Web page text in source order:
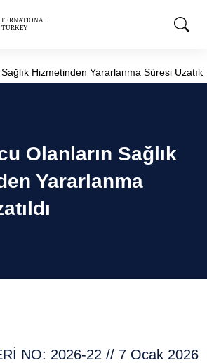
Hizmetinden Yararlanma Süresi
Olanların Sağlık
Yararlanma
NO: 2026-22 // 7 Ocak 2026